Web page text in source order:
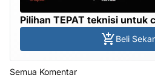
Pilihan TEPAT teknisi untuk
Beli
Semua Komentar